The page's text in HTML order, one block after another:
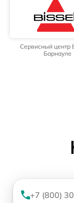
Сервисный центр
Барнауле
+7 (800)